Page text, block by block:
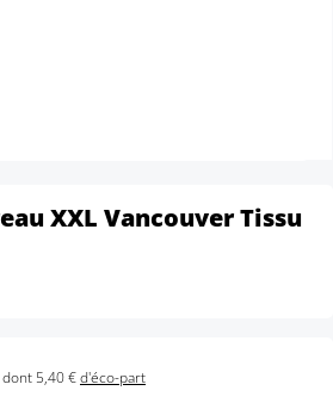
XXL Vancouver Tissu
dont 5,40 €d'éco-part